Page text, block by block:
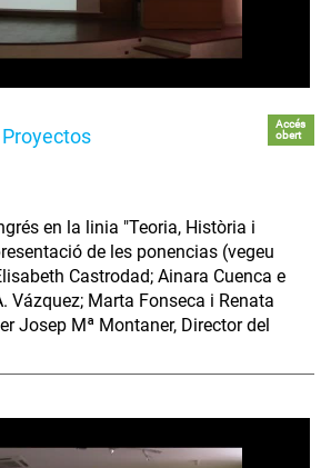
Accés
obert
en la linia "Teoria, Història i
de les ponencias (vegeu
Castrodad; Ainara Cuenca e
Vázquez; Marta Fonseca i Renata
Josep Mª Montaner, Director del